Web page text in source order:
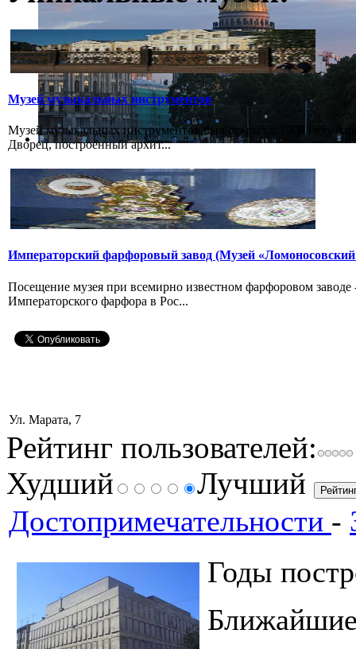
Музей музыкальных инструментов
Музей музыкальных инструментов был открыт в 1900 году
Дворец, построенный архит...
Императорский фарфоровый завод (Музей
Посещение музея при всемирно известном фарфоровом
Императорского фарфора в Рос...
Ул. Марата, 7
Рейтинг пользователей:
Худший
Лучший
Достопримечательности -
Годы